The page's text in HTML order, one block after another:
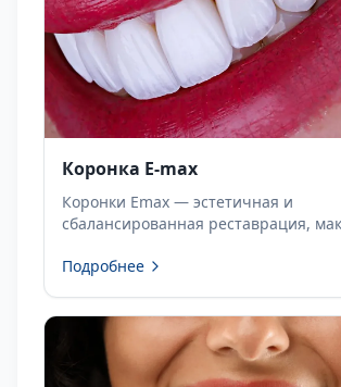
Коронка E-max
Коронки Emax — эстетичная и
сбалансированная реставрация,
индивидуальном лечении в
Подробнее